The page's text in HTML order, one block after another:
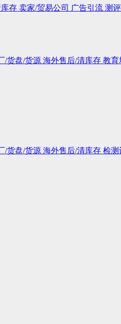
存 卖家/贸易公司 广告引流 测
/货盘/货源 海外售后/清库存 教育
/货盘/货源 海外售后/清库存 检测